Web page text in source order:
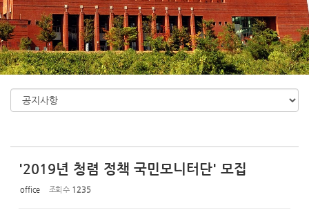
'2019년 청렴 정책 국민모니터단' 모집
office 조회 수 1235